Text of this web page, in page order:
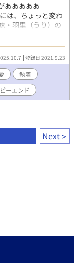
あああああ
は、ちょっと変わ
・羽里（うり）の
ゆる異世界に飛
界に来ているはず
、おかしなツンデ
、一番はじめに行
一体、なんだろ
ういうこ
て…？ヒューとノ
はありません。Ｂ
登録日 2021.9.23
執着
ーエンド
Next